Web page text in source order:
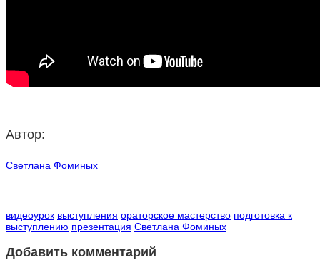
Автор:
Светлана Фоминых
видеоурок выступления ораторское мастерство подготовка к
выступлению презентация Светлана Фоминых
Добавить комментарий